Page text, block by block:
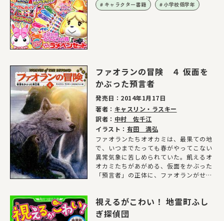
キャラクター書籍 小学校低学年
ファオランの冒険 ４ 仮面を
かぶった預言者
発売日： 2014年1月17日
著者： キャスリン・ラスキー
訳者： 中村 佐千江
イラスト： 有田 満弘
ファオランたちオオカミは、最果ての地
で、いつまでたっても春がやってこない
異常気象に苦しめられていた。飢えるオ
オカミたちがあがめる、仮面をかぶった
「預言者」の正体に、ファオランがせま
視えるがこわい！ 地霊町ふし
ぎ探偵団